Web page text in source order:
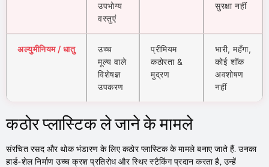
उपभोग्य
वस्तुएं
सुरक्षा नहीं
अल्युमीनियम / धातु
उच्च
मूल्य वाले
विशेषज्ञ
उपकरण
प्रीमियम
कठोरता &
मुद्रण
भारी, महँगा,
कोई शॉक
अवशोषण
नहीं
कठोर प्लास्टिक ले जाने के मामले
संरचित रसद और थोक भंडारण के लिए कठोर प्लास्टिक के मामले बनाए जाते हैं. उनका
हार्ड-शेल निर्माण उच्च क्रश प्रतिरोध और स्थिर स्टैकिंग प्रदान करता है, उन्हें